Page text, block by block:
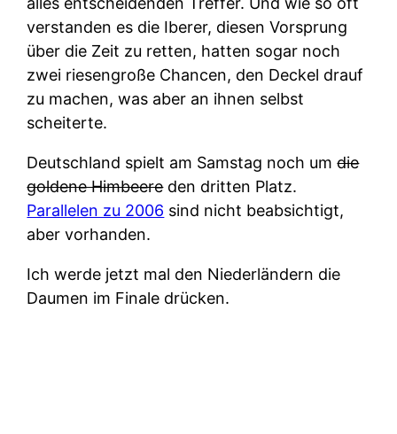
verstanden es die Iberer, diesen Vorsprung
über die Zeit zu retten, hatten sogar noch
zwei riesengroße Chancen, den Deckel drauf
zu machen, was aber an ihnen selbst
scheiterte.
Deutschland spielt am Samstag noch umdie
goldene Himbeereden dritten Platz.
Parallelen zu 2006 sind nicht beabsichtigt,
aber vorhanden.
Ich werde jetzt mal den Niederländern die
Daumen im Finale drücken.